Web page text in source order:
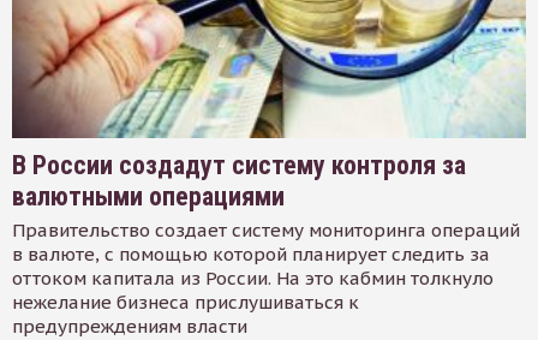
В России создадут систему контроля за
валютными операциями
Правительство создает систему мониторинга операций
в валюте, с помощью которой планирует следить за
оттоком капитала из России. На это кабмин толкнуло
нежелание бизнеса прислушиваться к
предупреждениям власти